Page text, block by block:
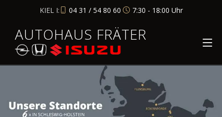
KIEL I: 04 31 / 54 80 60 7:30 - 18:00 Uhr
AUTOHAUS FRÄTER